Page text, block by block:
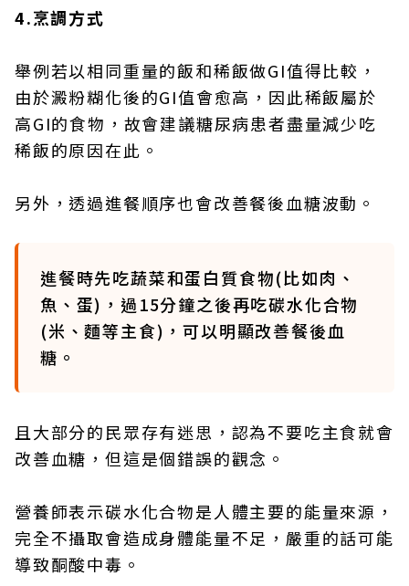
4.烹調方式
舉例若以相同重量的飯和稀飯做GI值得比較，
由於澱粉糊化後的GI值會愈高，因此稀飯屬於
高GI的食物，故會建議糖尿病患者盡量減少吃
稀飯的原因在此。
另外，透過進餐順序也會改善餐後血糖波動。
進餐時先吃蔬菜和蛋白質食物(比如肉、
魚、蛋)，過15分鐘之後再吃碳水化合物
(米、麵等主食)，可以明顯改善餐後血
糖。
且大部分的民眾存有迷思，認為不要吃主食就會
改善血糖，但這是個錯誤的觀念。
營養師表示碳水化合物是人體主要的能量來源，
完全不攝取會造成身體能量不足，嚴重的話可能
導致酮酸中毒。